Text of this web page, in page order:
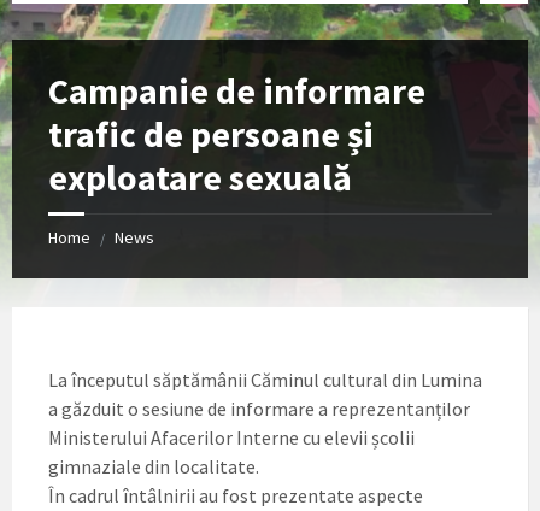
Campanie de informare
trafic de persoane și
exploatare sexuală
Home / News
La începutul săptămânii Căminul cultural din Lumina
a găzduit o sesiune de informare a reprezentanților
Ministerului Afacerilor Interne cu elevii școlii
gimnaziale din localitate.
În cadrul întâlnirii au fost prezentate aspecte